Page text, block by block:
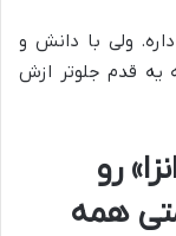
ولی با دانش و
یه قدم جلوتر ازش
رو
همه